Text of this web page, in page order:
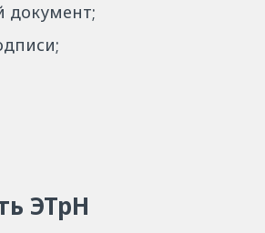
документ;
ЭТрН